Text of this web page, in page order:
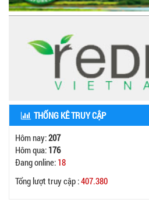
THỐNG KÊ TRUY CẬP
Hôm nay:207
Hôm qua: 176
Đang online: 18
Tổng lượt truy cập :407.380